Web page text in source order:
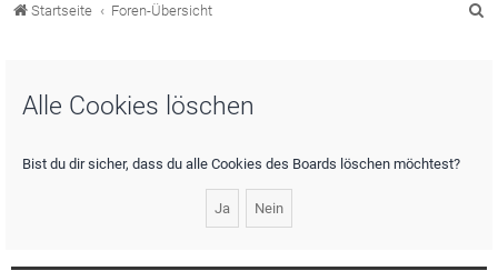
Startseite Foren-Übersicht
Alle Cookies löschen
Bist du dir sicher, dass du alle Cookies des Boards löschen möchtest?